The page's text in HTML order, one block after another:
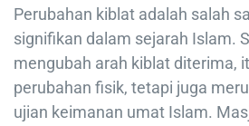
Perubahan kiblat adalah salah
signifikan dalam sejarah Islam.
mengubah arah kiblat diterima,
perubahan fisik, tetapi juga
ujian keimanan umat Islam.